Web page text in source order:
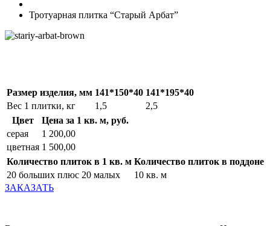
Тротуарная плитка “Старый Арбат”
Размер изделия, мм 141*150*40 141*195*40
Вес 1 плитки, кг
1,5
2,5
Цвет
Цена за 1 кв. м, руб.
серая
1 200,00
цветная 1 500,00
Количество плиток в 1 кв. м Количество плиток в поддоне
20 больших плюс 20 малых
10 кв. м
ЗАКАЗАТЬ